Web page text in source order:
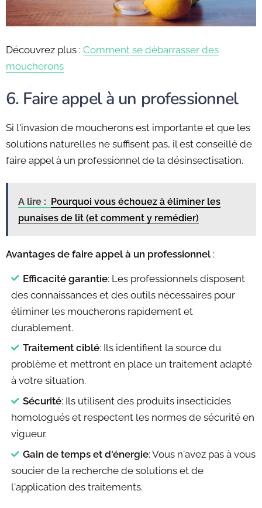
Découvrez plus : Comment se débarrasser des
moucherons
6. Faire appel à un professionnel
Si l'invasion de moucherons est importante et que les
solutions naturelles ne suffisent pas, il est conseillé de
faire appel à un professionnel de la désinsectisation.
A lire : Pourquoi vous échouez à éliminer les
punaises de lit (et comment y remédier)
Avantages de faire appel à un professionnel :
Efficacité garantie: Les professionnels disposent
des connaissances et des outils nécessaires pour
éliminer les moucherons rapidement et
durablement.
Traitement ciblé: Ils identifient la source du
problème et mettront en place un traitement adapté
à votre situation.
Sécurité: Ils utilisent des produits insecticides
homologués et respectent les normes de sécurité en
vigueur.
Gain de temps et d'énergie: Vous n'avez pas à vous
soucier de la recherche de solutions et de
l'application des traitements.